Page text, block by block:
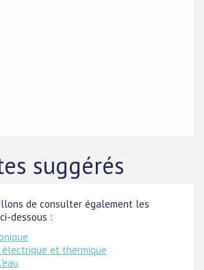
suggérés
de consulter également les
dessous :
et thermique